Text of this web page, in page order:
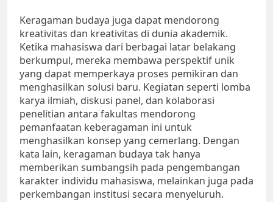
Keragaman budaya juga dapat mendorong
kreativitas dan kreativitas di dunia akademik.
Ketika mahasiswa dari berbagai latar belakang
berkumpul, mereka membawa perspektif unik
yang dapat memperkaya proses pemikiran dan
menghasilkan solusi baru. Kegiatan seperti lomba
karya ilmiah, diskusi panel, dan kolaborasi
penelitian antara fakultas mendorong
pemanfaatan keberagaman ini untuk
menghasilkan konsep yang cemerlang. Dengan
kata lain, keragaman budaya tak hanya
memberikan sumbangsih pada pengembangan
karakter individu mahasiswa, melainkan juga pada
perkembangan institusi secara menyeluruh.